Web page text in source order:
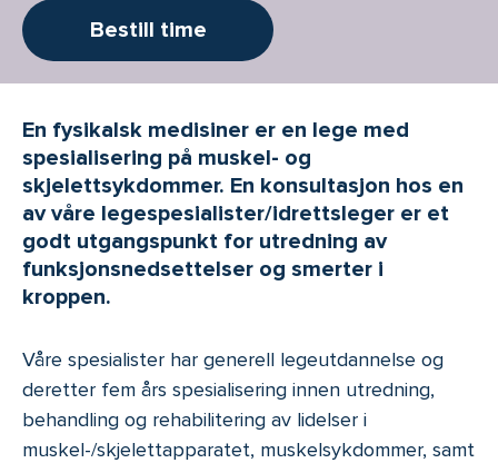
Bestill time
En fysikalsk medisiner er en lege med
spesialisering på muskel- og
skjelettsykdommer. En konsultasjon hos en
av våre legespesialister/idrettsleger er et
godt utgangspunkt for utredning av
funksjonsnedsettelser og smerter i
kroppen.
Våre spesialister har generell legeutdannelse og
deretter fem års spesialisering innen utredning,
behandling og rehabilitering av lidelser i
muskel-/skjelettapparatet, muskelsykdommer, samt